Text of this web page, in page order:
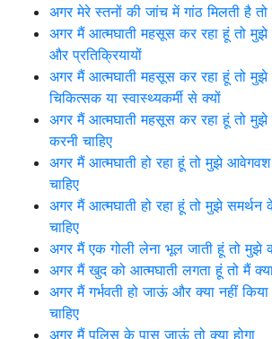
अगर मेरे स्तनों की जांच में गांठ मिलती है तो
अगर मैं आत्मघाती महसूस कर रहा हूं तो मुझे
और प्रतिक्रियायों
अगर मैं आत्मघाती महसूस कर रहा हूं तो
चिकित्सक या स्वास्थ्यकर्मी से क्यों
अगर मैं आत्मघाती महसूस कर रहा हूं तो
करनी चाहिए
अगर मैं आत्मघाती हो रहा हूं तो मुझे आवेगवश
चाहिए
अगर मैं आत्मघाती हो रहा हूं तो मुझे समर्थन
चाहिए
अगर मैं एक गोली लेना भूल जाती हूं तो मुझे
अगर मैं खुद को आत्मघाती लगता हूं तो मैं
अगर मैं गर्भवती हो जाऊं और क्या नहीं
चाहिए
अगर मैं पुलिस के पास जाऊं तो क्या होगा